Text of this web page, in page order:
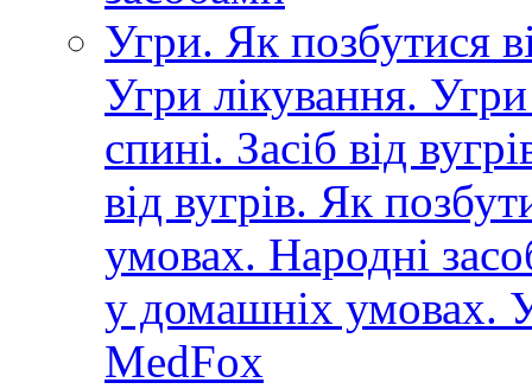
Угри. Як позбутися
Угри лікування.
спині. Засіб від
від вугрів. Як
умовах. Народні
у домашніх умовах.
MedFox